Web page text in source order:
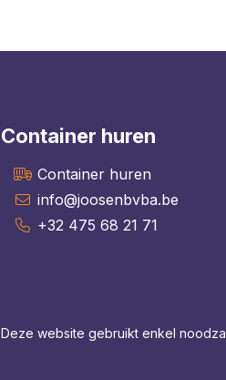
Container huren
Container huren
info@joosenbvba.be
+32 475 68 21 71
Deze website gebruikt enkel